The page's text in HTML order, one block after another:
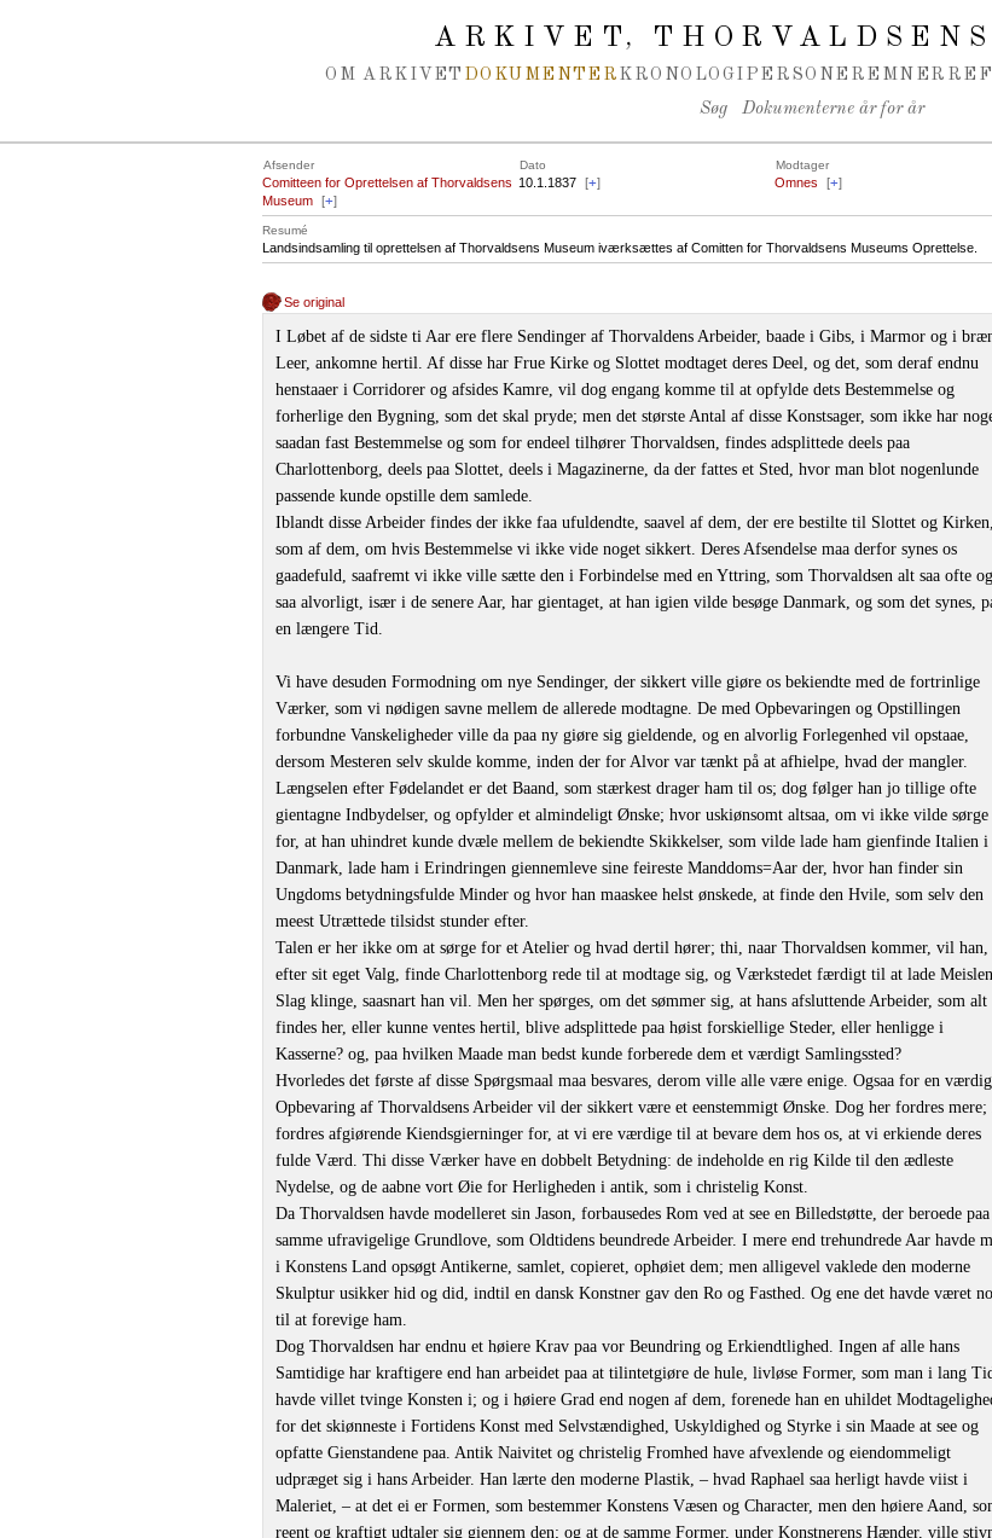
ARKIVET,
OM ARKIVET DOKUMENTER KRONOLOGI PERSONER EMNER
Søg Dokumenterne år for år
Afsender Dato Modtager
Comitteen for Oprettelsen af Thorvaldsens
Museum
[+]
10.1.1837 [+] Omnes [+]
Resumé
Landsindsamling til oprettelsen af Thorvaldsens Museum iværksættes af Comitten for Thorvaldsens Museums Oprettelse.
Se original
I Løbet af de sidste ti Aar ere flere Sendinger af Thorvaldens Arbeider, baade i Gibs, i Marmor og i
Leer, ankomne hertil. Af disse har Frue Kirke og Slottet modtaget deres Deel, og det, som deraf endnu
henstaaer i Corridorer og afsides Kamre, vil dog engang komme til at opfylde dets Bestemmelse og
forherlige den Bygning, som det skal pryde; men det største Antal af disse Konstsager, som ikke har
saadan fast Bestemmelse og som for endeel tilhører Thorvaldsen, findes adsplittede deels paa
Charlottenborg, deels paa Slottet, deels i Magazinerne, da der fattes et Sted, hvor man blot nogenlunde
passende kunde opstille dem samlede.
Iblandt disse Arbeider findes der ikke faa ufuldendte, saavel af dem, der ere bestilte til Slottet og Kirken,
som af dem, om hvis Bestemmelse vi ikke vide noget sikkert. Deres Afsendelse maa derfor synes os
gaadefuld, saafremt vi ikke ville sætte den i Forbindelse med en Yttring, som Thorvaldsen alt saa ofte og
saa alvorligt, især i de senere Aar, har gientaget, at han igien vilde besøge Danmark, og som det synes,
en længere Tid.
Vi have desuden Formodning om nye Sendinger, der sikkert ville giøre os bekiendte med de fortrinlige
Værker, som vi nødigen savne mellem de allerede modtagne. De med Opbevaringen og Opstillingen
forbundne Vanskeligheder ville da paa ny giøre sig gieldende, og en alvorlig Forlegenhed vil opstaae,
dersom Mesteren selv skulde komme, inden der for Alvor var tænkt på at afhielpe, hvad der mangler.
Længselen efter Fødelandet er det Baand, som stærkest drager ham til os; dog følger han jo tillige ofte
gientagne Indbydelser, og opfylder et almindeligt Ønske; hvor uskiønsomt altsaa, om vi ikke vilde sørge
for, at han uhindret kunde dvæle mellem de bekiendte Skikkelser, som vilde lade ham gienfinde Italien i
Danmark, lade ham i Erindringen giennemleve sine feireste Manddoms=Aar der, hvor han finder sin
Ungdoms betydningsfulde Minder og hvor han maaskee helst ønskede, at finde den Hvile, som selv den
meest Utrættede tilsidst stunder efter.
Talen er her ikke om at sørge for et Atelier og hvad dertil hører; thi, naar Thorvaldsen kommer, vil han,
efter sit eget Valg, finde Charlottenborg rede til at modtage sig, og Værkstedet færdigt til at lade
Slag klinge, saasnart han vil. Men her spørges, om det sømmer sig, at hans afsluttende Arbeider, som alt
findes her, eller kunne ventes hertil, blive adsplittede paa høist forskiellige Steder, eller henligge i
Kasserne? og, paa hvilken Maade man bedst kunde forberede dem et værdigt Samlingssted?
Hvorledes det første af disse Spørgsmaal maa besvares, derom ville alle være enige. Ogsaa for en værdig
Opbevaring af Thorvaldsens Arbeider vil der sikkert være et eenstemmigt Ønske. Dog her fordres mere;
fordres afgiørende Kiendsgierninger for, at vi ere værdige til at bevare dem hos os, at vi erkiende deres
fulde Værd. Thi disse Værker have en dobbelt Betydning: de indeholde en rig Kilde til den ædleste
Nydelse, og de aabne vort Øie for Herligheden i antik, som i christelig Konst.
Da Thorvaldsen havde modelleret sin Jason, forbausedes Rom ved at see en Billedstøtte, der beroede
samme ufravigelige Grundlove, som Oldtidens beundrede Arbeider. I mere end trehundrede Aar havde
i Konstens Land opsøgt Antikerne, samlet, copieret, ophøiet dem; men alligevel vaklede den moderne
Skulptur usikker hid og did, indtil en dansk Konstner gav den Ro og Fasthed. Og ene det havde været
til at forevige ham.
Dog Thorvaldsen har endnu et høiere Krav paa vor Beundring og Erkiendtlighed. Ingen af alle hans
Samtidige har kraftigere end han arbeidet paa at tilintetgiøre de hule, livløse Former, som man i lang
havde villet tvinge Konsten i; og i høiere Grad end nogen af dem, forenede han en uhildet
for det skiønneste i Fortidens Konst med Selvstændighed, Uskyldighed og Styrke i sin Maade at see og
opfatte Gienstandene paa. Antik Naivitet og christelig Fromhed have afvexlende og eiendommeligt
udpræget sig i hans Arbeider. Han lærte den moderne Plastik, – hvad Raphael saa herligt havde viist i
Maleriet, – at det ei er Formen, som bestemmer Konstens Væsen og Character, men den høiere Aand,
reent og kraftigt udtaler sig giennem den; og at de samme Former, under Konstnerens Hænder, ville